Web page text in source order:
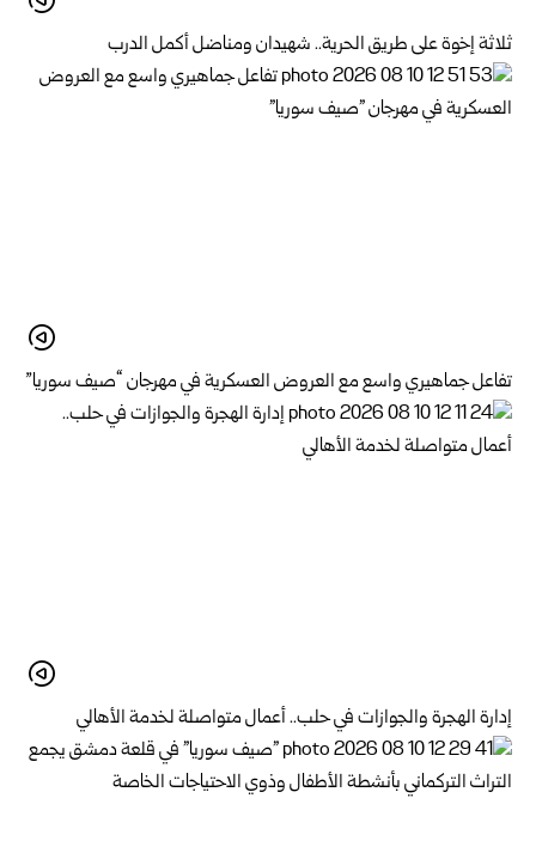
ثلاثة إخوة على طريق الحرية.. شهيدان ومناضل أكمل الدرب
تفاعل جماهيري واسع مع العروض العسكرية في مهرجان “صيف سوريا”
إدارة الهجرة والجوازات في حلب.. أعمال متواصلة لخدمة الأهالي